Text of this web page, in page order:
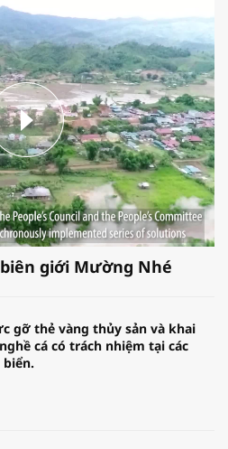
giới Mường Nhé
gỡ thẻ vàng thủy sản và khai
cá có trách nhiệm tại các